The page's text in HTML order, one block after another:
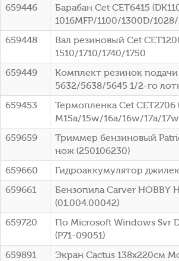
659446
Барабан Cet CET6415
1016MFP/1100/1300D/
659448
Вал резиновый Cet
1510/1710/1740/1750
659449
Комплект резинок подачи
5632/5638/5645 1/2-го
659453
Термопленка Cet CET2706
M15a/15w/16a/16w/17a/
659659
Триммер бензиновый
нож (250106230)
659660
Гидроаккумулятор
659661
Бензопила Carver HOBBY
(01.004.00042)
659720
По Microsoft Windows Svr
(P71-09051)
659891
Экран Cactus 138x220см